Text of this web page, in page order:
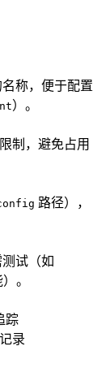
称，便于配置
）。
制，避免占用
路径），
试（如
。
踪
录